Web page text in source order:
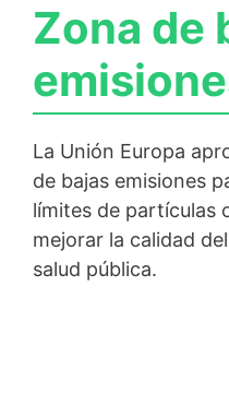
Zona de
La Unión Europa
de bajas emisiones
límites de partículas
mejorar la calidad
salud pública.